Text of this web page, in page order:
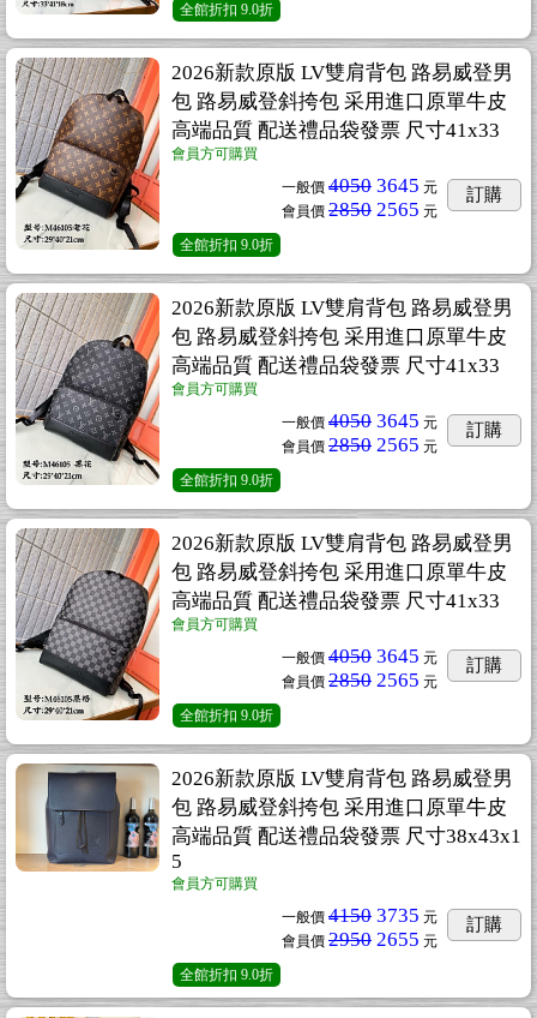
全館折扣 9.0折
2026新款原版 LV雙肩背包 路易威登男
包 路易威登斜挎包 采用進口原單牛皮
高端品質 配送禮品袋發票 尺寸41x33
會員方可購買
一般價 4050 3645 元
會員價 2850 2565 元
訂購
全館折扣 9.0折
2026新款原版 LV雙肩背包 路易威登男
包 路易威登斜挎包 采用進口原單牛皮
高端品質 配送禮品袋發票 尺寸41x33
會員方可購買
一般價 4050 3645 元
會員價 2850 2565 元
訂購
全館折扣 9.0折
2026新款原版 LV雙肩背包 路易威登男
包 路易威登斜挎包 采用進口原單牛皮
高端品質 配送禮品袋發票 尺寸41x33
會員方可購買
一般價 4050 3645 元
會員價 2850 2565 元
訂購
全館折扣 9.0折
2026新款原版 LV雙肩背包 路易威登男
包 路易威登斜挎包 采用進口原單牛皮
高端品質 配送禮品袋發票 尺寸38x43x1
5
會員方可購買
一般價 4150 3735 元
會員價 2950 2655 元
訂購
全館折扣 9.0折